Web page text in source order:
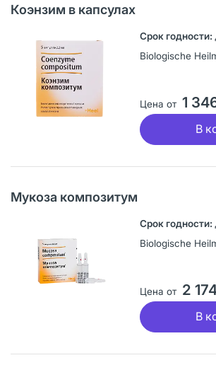
Коэнзим в капсулах
Цена от 1
В
Мукоза композитум
Цена от 2
В